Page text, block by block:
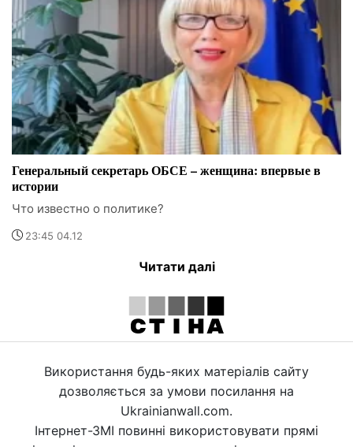
Генеральный секретарь ОБСЕ – женщина: впервые в
истории
Что известно о политике?
23:45 04.12
Читати далі
Використання будь-яких матеріалів сайту
дозволяється за умови посилання на
Ukrainianwall.com.
Інтернет-ЗМІ повинні використовувати прямі